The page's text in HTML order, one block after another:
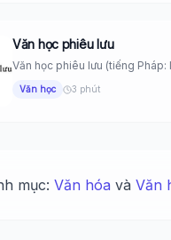
Văn học phiêu lưu
Văn học phiêu lưu (tiếng
Văn học 3 phút
mục: Văn hóa và Văn